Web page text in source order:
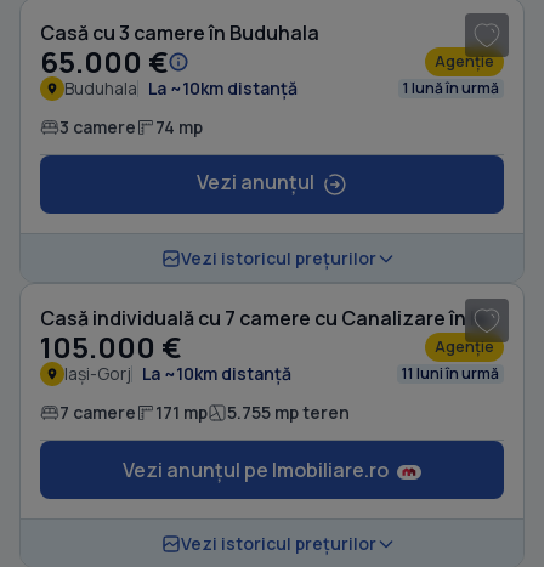
Casă cu 3 camere în Buduhala
65.000 € Agenție
Buduhala La ~10km distanță 1 lună în urmă
3 camere 74 mp
Vezi anunțul
Vezi istoricul prețurilor
Casă individuală cu 7 camere cu Canalizare în Iași-Gorj
105.000 € Agenție
Iași-Gorj La ~10km distanță 11 luni în urmă
7 camere 171 mp 5.755 mp teren
Vezi anunțul pe Imobiliare.ro
Vezi istoricul prețurilor